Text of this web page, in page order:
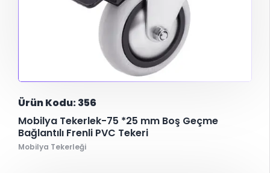
Ürün Kodu: 356
Mobilya Tekerlek-75 *25 mm Boş Geçme
Bağlantılı Frenli PVC Tekeri
Mobilya Tekerleği